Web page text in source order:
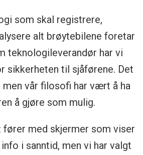
som skal registrere,
alt brøytebilene foretar
teknologileverandør har vi
sikkerheten til sjåførene. Det
men vår filosofi har vært å ha
å gjøre som mulig.
fører med skjermer som viser
i sanntid, men vi har valgt